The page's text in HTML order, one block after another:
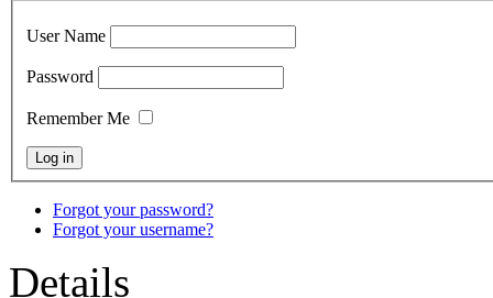
User Name
Password
Remember Me
Forgot your password?
Forgot your username?
Details